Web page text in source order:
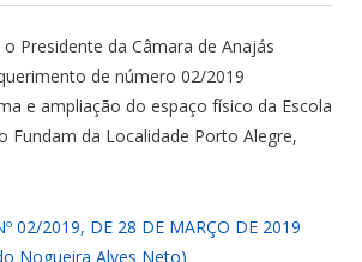
Presidente da Câmara de Anajás
de número 02/2019
e ampliação do espaço físico da Escola
Fundam da Localidade Porto Alegre,
02/2019, DE 28 DE MARÇO DE 2019
Nogueira Alves Neto)